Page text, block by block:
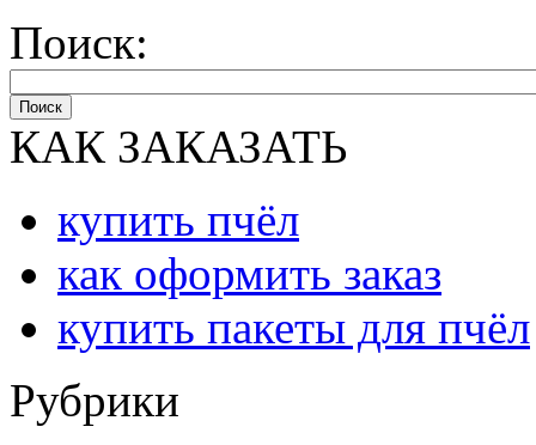
Поиск:
Поиск
КАК ЗАКАЗАТЬ
купить пчёл
как оформить заказ
купить пакеты для пчёл
Рубрики